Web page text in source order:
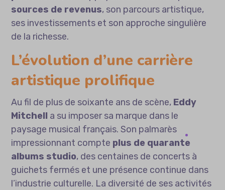
sources de revenus, son parcours artistique,
ses investissements et son approche singulière
de la richesse.
L’évolution d’une carrière
artistique prolifique
Au fil de plus de soixante ans de scène, Eddy
Mitchell a su imposer sa marque dans le
paysage musical français. Son palmarès
impressionnant compte plus de quarante
albums studio, des centaines de concerts à
guichets fermés et une présence continue dans
l’industrie culturelle. La diversité de ses activités